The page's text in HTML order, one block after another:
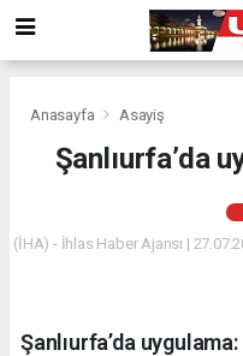
Anasayfa Asayiş
Şanlıurfa’da
(İHA) - İhlas Haber Ajansı |
Şanlıurfa’da